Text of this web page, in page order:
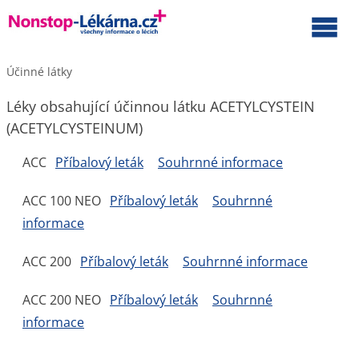
Účinné látky
Léky obsahující účinnou látku ACETYLCYSTEIN
(ACETYLCYSTEINUM)
ACC Příbalový leták Souhrnné informace
ACC 100 NEO Příbalový leták
Souhrnné
informace
ACC 200 Příbalový leták Souhrnné informace
ACC 200 NEO Příbalový leták
Souhrnné
informace